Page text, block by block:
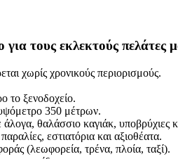
τους εκλεκτούς πελάτες
χωρίς χρονικούς περιορισμούς.
ξενοδοχείο.
350 μέτρων.
θαλάσσιο καγιάκ, υποβρύχιες
εστιατόρια και αξιοθέατα.
(λεωφορεία, τρένα, πλοία, ταξί).